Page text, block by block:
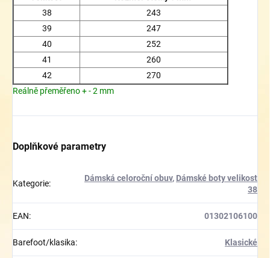
38
243
39
247
40
252
41
260
42
270
Reálně přeměřeno + - 2 mm
Doplňkové parametry
Kategorie:
Dámská celoroční obuv, Dámské boty velikost
38
EAN: 01302106100
Barefoot/klasika: Klasické